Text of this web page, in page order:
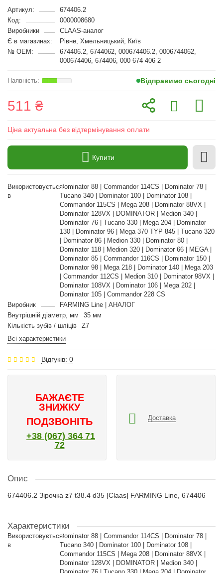
Артикул:
674406.2
Код:
0000008680
Виробники
CLAAS-аналог
Є в магазинах:
Рівне, Хмельницький, Київ
№ OEM:
674406.2, 6744062, 000674406.2, 0006744062,
000674406, 674406, 000 674 406 2
Відправимо сьогодні
511 ₴
Ціна актуальна без відтермінування оплати
Купити
Використовується
в
Dominator 88 | Commandor 114CS | Dominator 78 |
Tucano 340 | Dominator 100 | Dominator 108 |
Commandor 115CS | Mega 208 | Dominator 88VX |
Dominator 128VX | DOMINATOR | Medion 340 |
Dominator 76 | Tucano 330 | Mega 204 | Dominator
130 | Dominator 96 | Mega 370 TYP 845 | Tucano 320
| Dominator 86 | Medion 330 | Dominator 80 |
Dominator 118 | Medion 320 | Dominator 66 | MEGA |
Dominator 85 | Commandor 116CS | Dominator 150 |
Dominator 98 | Mega 218 | Dominator 140 | Mega 203
| Commandor 112CS | Medion 310 | Dominator 98VX |
Dominator 108VX | Dominator 106 | Mega 202 |
Dominator 105 | Commandor 228 CS
Виробник
FARMING Line | АНАЛОГ
Внутрішній діаметр, мм
35 мм
Кількість зубів / шліців
Z7
Всі характеристики
Відгуків: 0
БАЖАЄТЕ
ЗНИЖКУ
ПОДЗВОНІТЬ
+38 (067) 364 71
72
Доставка
Опис
674406.2 Зірочка z7 t38.4 d35 [Claas] FARMING Line, 674406
Характеристики
Використовується
в
Dominator 88 | Commandor 114CS | Dominator 78 |
Tucano 340 | Dominator 100 | Dominator 108 |
Commandor 115CS | Mega 208 | Dominator 88VX |
Dominator 128VX | DOMINATOR | Medion 340 |